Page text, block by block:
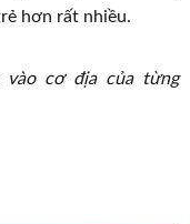
hơn rất nhiều.
cơ địa của từng